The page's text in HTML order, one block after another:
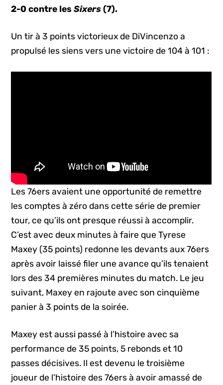
2-0 contre lesSixers (7).
Un tir à 3 points victorieux de DiVincenzo a
propulsé les siens vers une victoire de 104 à 101 :
Les 76ers avaient une opportunité de remettre
les comptes à zéro dans cette série de premier
tour, ce qu’ils ont presque réussi à accomplir.
C’est avec deux minutes à faire que Tyrese
Maxey (35 points) redonne les devants aux 76ers
après avoir laissé filer une avance qu’ils tenaient
lors des 34 premières minutes du match. Le jeu
suivant, Maxey en rajoute avec son cinquième
panier à 3 points de la soirée.
Maxey est aussi passé à l’histoire avec sa
performance de 35 points, 5 rebonds et 10
passes décisives. Il est devenu le troisième
joueur de l’histoire des 76ers à avoir amassé de